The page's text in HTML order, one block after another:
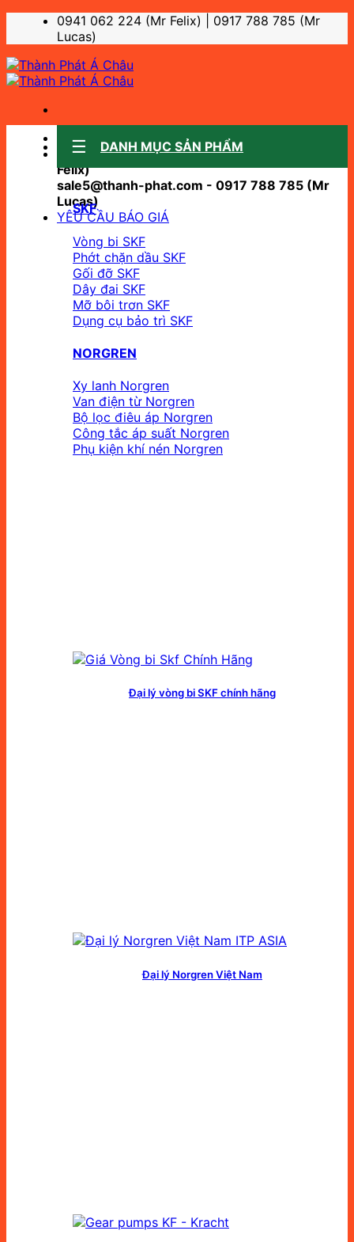
dung
0941 062 224 (Mr Felix) | 0917 788 785 (Mr
Lucas)
Sale support:
sale10@thanh-phat.com - 0941 062 224 (Mr
Felix)
sale5@thanh-phat.com - 0917 788 785 (Mr
Lucas)
YÊU CẦU BÁO GIÁ
DANH MỤC SẢN PHẨM
SKF
Vòng bi SKF
Phớt chặn dầu SKF
Gối đỡ SKF
Dây đai SKF
Mỡ bôi trơn SKF
Dụng cụ bảo trì SKF
NORGREN
Xy lanh Norgren
Van điện từ Norgren
Bộ lọc điêu áp Norgren
Công tắc áp suất Norgren
Phụ kiện khí nén Norgren
Đại lý vòng bi SKF chính hãng
Đại lý Norgren Việt Nam